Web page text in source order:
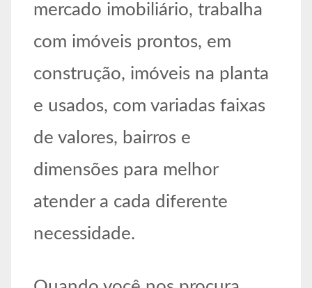
mercado imobiliário, trabalha
com imóveis prontos, em
construção, imóveis na planta
e usados, com variadas faixas
de valores, bairros e
dimensões para melhor
atender a cada diferente
necessidade.